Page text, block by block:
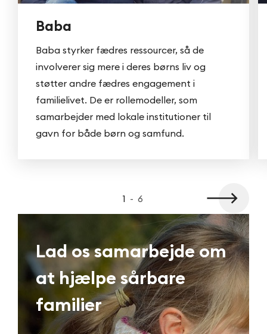
Baba
Baba styrker fædres ressourcer, så de
involverer sig mere i deres børns liv og
støtter andre fædres engagement i
familielivet. De er rollemodeller, som
samarbejder med lokale institutioner til
gavn for både børn og samfund.
1 -6
Lad os samarbejde om
at hjælpe sårbare
familier